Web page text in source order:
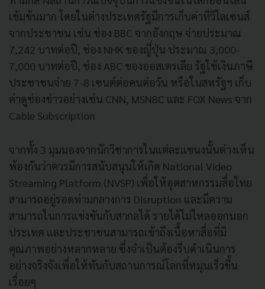
เข้มข้นมาก โดยในต่างประเทศรัฐมีการเก็บค่าทีวีไลเซนส์
จากประชาชน เช่น ช่อง BBC จากอังกฤษ จ่ายประมาณ
7,242 บาทต่อปี, ช่อง NHK ของญี่ปุ่น ประมาณ 3,000-
7,000 บาทต่อปี, ช่อง ABC ของออสเตรเลีย รัฐใช้เงินภาษี
ประชาชนจ่าย 7-8 เซนต์ต่อคนต่อวัน หรือในสหรัฐฯ เก็บ
ค่าดูช่องข่าวอย่างเช่น CNN, MSNBC และ FOX News จาก
Cable Subscription
จากทั้ง 3 มุมมองจากนักวิชาการในแต่ละแขนงนั้นต่างเห็น
พ้องกันว่าควรมีการสนับสนุนให้เกิด National Video
Streaming Platform (NVSP) เพื่อให้อุตสาหกรรมสื่อไทย
สามารถอยู่รอดท่ามกลางการ Disruption และมีความ
สามารถในการแข่งขันกับสากลได้ รายได้ไม่ไหลออกนอก
ประเทศ และประชาชนสามารถเข้าถึงเนื้อหาสื่อที่มี
คุณภาพอย่างหลากหลาย ซึ่งจำเป็นต้องรีบดำเนินการ
อย่างจริงจังเพื่อให้ทันกับสถานการณ์โลกที่หมุนเร็วขึ้น
เรื่อยๆ